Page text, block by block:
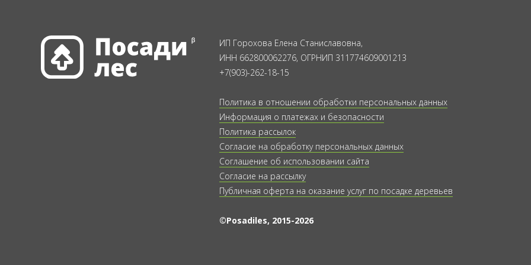
ИП Горохова Елена Станиславовна,
ИНН 662800062276, ОГРНИП 311774609001213
+7(903)-262-18-15
Политика в отношении обработки персональных данных
Информация о платежах и безопасности
Политика рассылок
Согласие на обработку персональных данных
Соглашение об использовании сайта
Согласие на рассылку
Публичная оферта на оказание услуг по посадке деревьев
©Posadiles, 2015-2026